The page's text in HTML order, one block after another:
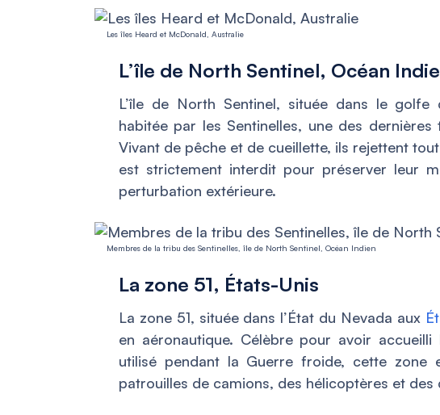
Les îles Heard et McDonald, Australie
L’île de North Sentinel, Océan
L’île de North Sentinel, située dans le
habitée par les Sentinelles, une des
Vivant de pêche et de cueillette, ils rejettent
est strictement interdit pour préserver leur
perturbation extérieure.
Membres de la tribu des Sentinelles, île de North Sentinel, Océan Indien
La zone 51, États-Unis
La zone 51, située dans l’État du Nevada aux
en aéronautique. Célèbre pour avoir
utilisé pendant la Guerre froide, cette zone
patrouilles de camions, des hélicoptères et